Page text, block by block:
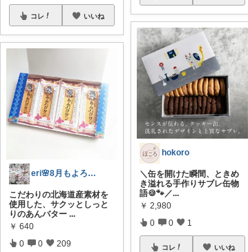
コレ いいね
eri🌸8月もよろしくお願いします☺️
こだわりの北海道産素材を
使用した、サクッとしっと
りのあんバター ...
￥ 640
0 0 209
hokoro
​＼缶を開けた瞬間、ときめ
き溢れる手作りサブレ缶物
語🍪🐾／ ​...
￥ 2,980
0 0 1
コレ いいね